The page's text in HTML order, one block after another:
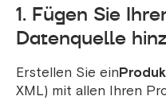
1. Fügen Sie
Datenquelle
Erstellen Sie ein
XML) mit allen Ihren